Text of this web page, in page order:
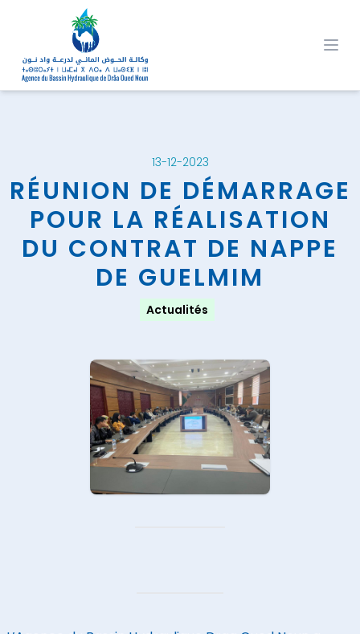
13-12-2023
RÉUNION DE DÉMARRAGE
POUR LA RÉALISATION
DU CONTRAT DE NAPPE
DE GUELMIM
Actualités